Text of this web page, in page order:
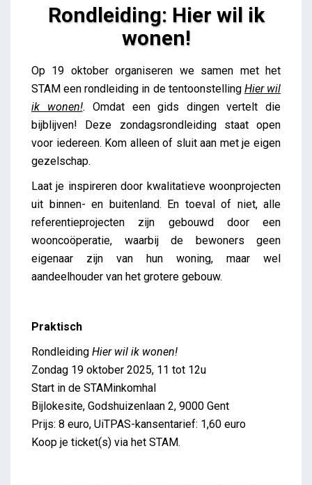
Rondleiding: Hier wil ik
wonen!
Rondleiding: Hier wil ik wonen!
Lieve Drooghmans
Op 19 oktober organiseren we samen met het
STAM een rondleiding in de tentoonstelling Hier wil
ik wonen!. Omdat een gids dingen vertelt die
bijblijven! Deze zondagsrondleiding staat open
voor iedereen. Kom alleen of sluit aan met je eigen
gezelschap.
Laat je inspireren door kwalitatieve woonprojecten
uit binnen- en buitenland. En toeval of niet, alle
referentieprojecten zijn gebouwd door een
wooncoöperatie, waarbij de bewoners geen
eigenaar zijn van hun woning, maar wel
aandeelhouder van het grotere gebouw.
Praktisch
Rondleiding Hier wil ik wonen!
Zondag 19 oktober 2025, 11 tot 12u
Start in de STAMinkomhal
Bijlokesite, Godshuizenlaan 2, 9000 Gent
Prijs: 8 euro, UiTPAS-kansentarief: 1,60 euro
Koop je ticket(s) via het STAM.